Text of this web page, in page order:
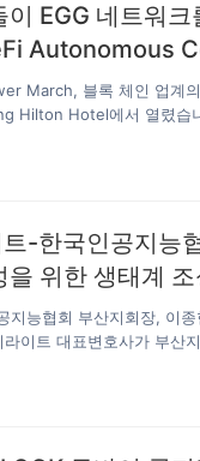
이 EGG 네트워
Autonomous
.
March, 블록 체인 업계
Hilton Hotel에서 열렸습
Golden Finance, Non-
업 KOL, 커뮤니티 및 암호
산업 변혁의 심층 발전으
-한국인공지능
위한 생태계 조
지능협회 부산지회장, 이
이트 대표변호사가 부산
현철), 한국인공지능협회